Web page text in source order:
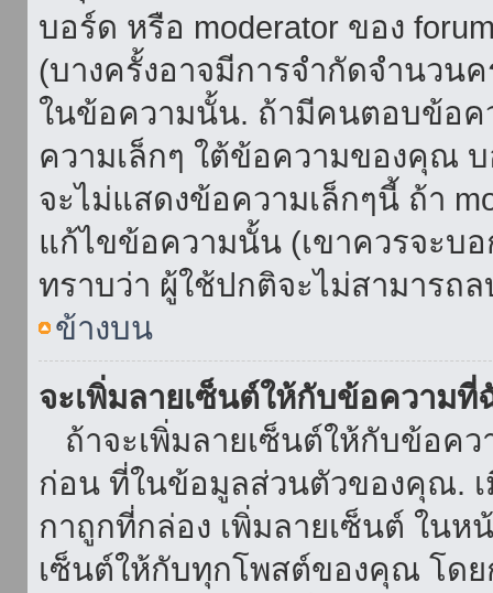
บอร์ด หรือ moderator ของ
(บางครั้งอาจมีการจำกัดจำนวน
ในข้อความนั้น. ถ้ามีคนตอบข้อ
ความเล็กๆ ใต้ข้อความของคุณ
จะไม่แสดงข้อความเล็กๆนี้ ถ้า
แก้ไขข้อความนั้น (เขาควรจะบ
ทราบว่า ผู้ใช้ปกติจะไม่สามารถ
ข้างบน
จะเพิ่มลายเซ็นต์ให้กับข้อความที่
ถ้าจะเพิ่มลายเซ็นต์ให้กับข้อค
ก่อน ที่ในข้อมูลส่วนตัวของคุณ.
กาถูกที่กล่อง เพิ่มลายเซ็นต์ ใน
เซ็นต์ให้กับทุกโพสต์ของคุณ โด